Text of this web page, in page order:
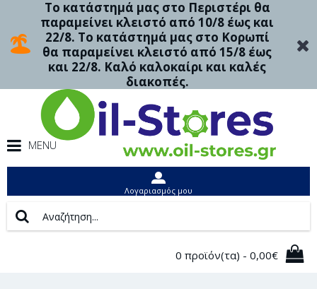
Το κατάστημά μας στο Περιστέρι θα
παραμείνει κλειστό από 10/8 έως και
22/8. Το κατάστημά μας στο Κορωπί
θα παραμείνει κλειστό από 15/8 έως
και 22/8. Καλό καλοκαίρι και καλές
διακοπές.
MENU
Λογαριασμός μου
0 προϊόν(τα) - 0,00€